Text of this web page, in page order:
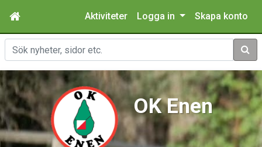
Aktiviteter Logga in Skapa konto
Sök
OK Enen